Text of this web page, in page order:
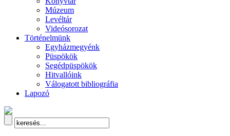
Múzeum
Levéltár
Videósorozat
Történelmünk
Egyházmegyénk
Püspökök
Segédpüspökök
Hitvallóink
Válogatott bibliográfia
Lapozó